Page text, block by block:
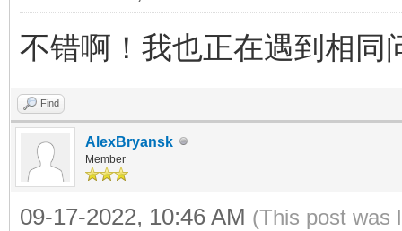
不错啊！我也正在遇到相同
Find
AlexBryansk
Member
09-17-2022, 10:46 AM (This post was